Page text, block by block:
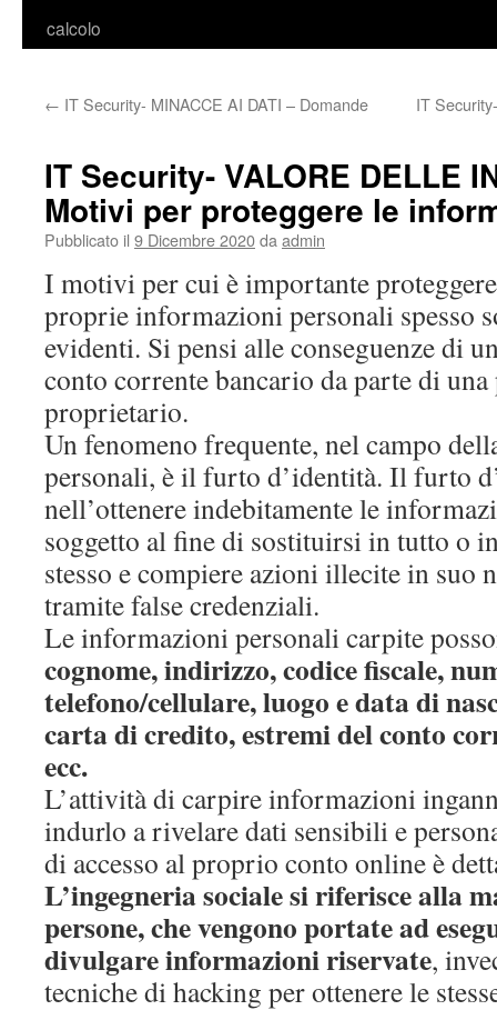
calcolo
← IT Security- MINACCE AI DATI – Domande IT
IT Security- VALORE DELLE
Motivi per proteggere le
Pubblicato il 9 Dicembre 2020da admin
I motivi per cui è importante
proprie informazioni personali spesso
evidenti. Si pensi alle conseguenze di
conto corrente bancario da parte di
proprietario.
Un fenomeno frequente, nel campo
personali, è il furto d’identità. Il furto
nell’ottenere indebitamente le
soggetto al fine di sostituirsi in tutto o
stesso e compiere azioni illecite in suo
tramite false credenziali.
Le informazioni personali carpite
cognome, indirizzo, codice fiscale,
telefono/cellulare, luogo e data di
carta di credito, estremi del conto
ecc.
L’attività di carpire informazioni
indurlo a rivelare dati sensibili e
di accesso al proprio conto online è
L’ingegneria sociale si riferisce alla
persone, che vengono portate ad
divulgare informazioni riservate,
tecniche di hacking per ottenere le